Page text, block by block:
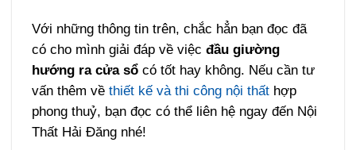
Với những thông tin trên, chắc hẳn bạn đọc đã
có cho mình giải đáp về việcđầu giường
hướng ra cửa sổ có tốt hay không. Nếu cần tư
vấn thêm vềthiết kế và thi công nội thất hợp
phong thuỷ, bạn đọc có thể liên hệ ngay đến Nội
Thất Hải Đăng nhé!